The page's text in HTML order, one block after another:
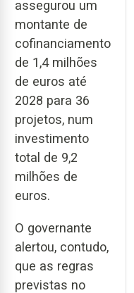
assegurou um
montante de
cofinanciamento
de 1,4 milhões
de euros até
2028 para 36
projetos, num
investimento
total de 9,2
milhões de
euros.
O governante
alertou, contudo,
que as regras
previstas no